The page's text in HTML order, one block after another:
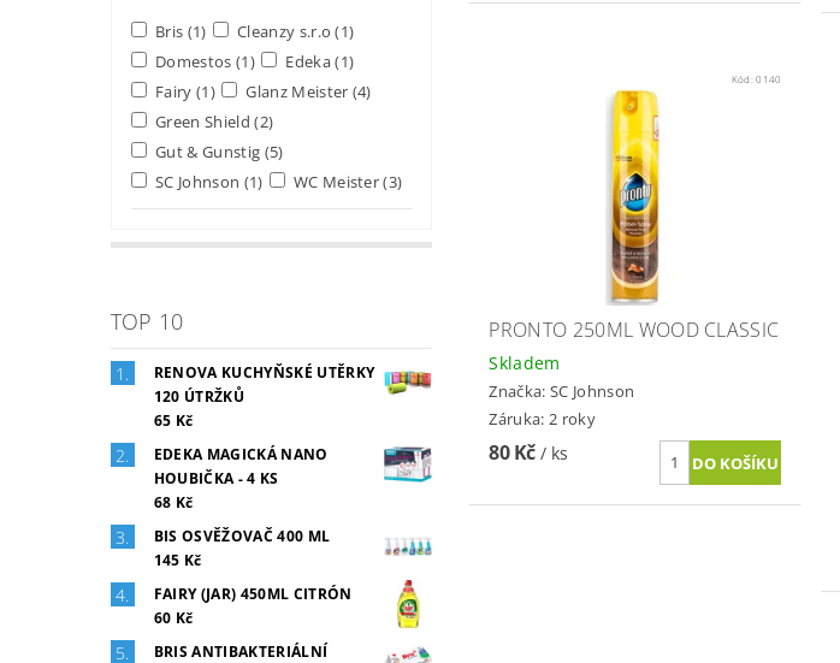
Bris (1) Cleanzy s.r.o(1)
Domestos (1) Edeka(1)
Fairy(1) Glanz Meister (4)
Green Shield(2)
Gut & Gunstig (5)
SC Johnson (1) WC Meister(3)
TOP 10
RENOVA KUCHYŇSKÉ UTĚRKY
120 ÚTRŽKŮ
65 Kč
EDEKA MAGICKÁ NANO
HOUBIČKA - 4 KS
68 Kč
BIS OSVĚŽOVAČ 400 ML
145 Kč
FAIRY (JAR) 450ML CITRÓN
60 Kč
BRIS ANTIBAKTERIÁLNÍ
Kód:0140
PRONTO 250ML WOOD CLASSIC
Skladem
Značka: SC Johnson
Záruka: 2 roky
80 Kč / ks